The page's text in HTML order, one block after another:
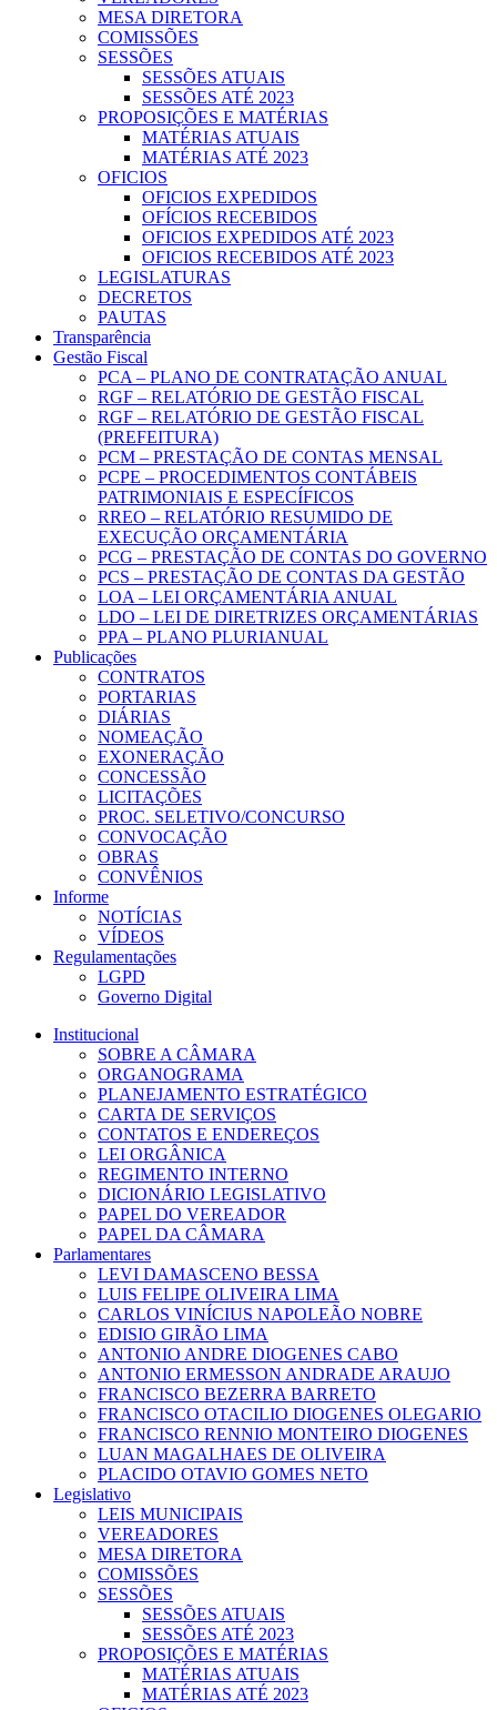
MESA DIRETORA
COMISSÕES
SESSÕES
SESSÕES ATUAIS
SESSÕES ATÉ 2023
PROPOSIÇÕES E MATÉRIAS
MATÉRIAS ATUAIS
MATÉRIAS ATÉ 2023
OFICIOS
OFICIOS EXPEDIDOS
OFÍCIOS RECEBIDOS
OFICIOS EXPEDIDOS ATÉ 2023
OFICIOS RECEBIDOS ATÉ 2023
LEGISLATURAS
DECRETOS
PAUTAS
Transparência
Gestão Fiscal
PCA – PLANO DE CONTRATAÇÃO ANUAL
RGF – RELATÓRIO DE GESTÃO FISCAL
RGF – RELATÓRIO DE GESTÃO FISCAL
(PREFEITURA)
PCM – PRESTAÇÃO DE CONTAS MENSAL
PCPE – PROCEDIMENTOS CONTÁBEIS
PATRIMONIAIS E ESPECÍFICOS
RREO – RELATÓRIO RESUMIDO DE
EXECUÇÃO ORÇAMENTÁRIA
PCG – PRESTAÇÃO DE CONTAS DO GOVERNO
PCS – PRESTAÇÃO DE CONTAS DA GESTÃO
LOA – LEI ORÇAMENTÁRIA ANUAL
LDO – LEI DE DIRETRIZES ORÇAMENTÁRIAS
PPA – PLANO PLURIANUAL
Publicações
CONTRATOS
PORTARIAS
DIÁRIAS
NOMEAÇÃO
EXONERAÇÃO
CONCESSÃO
LICITAÇÕES
PROC. SELETIVO/CONCURSO
CONVOCAÇÃO
OBRAS
CONVÊNIOS
Informe
NOTÍCIAS
VÍDEOS
Regulamentações
LGPD
Governo Digital
Institucional
SOBRE A CÂMARA
ORGANOGRAMA
PLANEJAMENTO ESTRATÉGICO
CARTA DE SERVIÇOS
CONTATOS E ENDEREÇOS
LEI ORGÂNICA
REGIMENTO INTERNO
DICIONÁRIO LEGISLATIVO
PAPEL DO VEREADOR
PAPEL DA CÂMARA
Parlamentares
LEVI DAMASCENO BESSA
LUIS FELIPE OLIVEIRA LIMA
CARLOS VINÍCIUS NAPOLEÃO NOBRE
EDISIO GIRÃO LIMA
ANTONIO ANDRE DIOGENES CABO
ANTONIO ERMESSON ANDRADE ARAUJO
FRANCISCO BEZERRA BARRETO
FRANCISCO OTACILIO DIOGENES OLEGARIO
FRANCISCO RENNIO MONTEIRO DIOGENES
LUAN MAGALHAES DE OLIVEIRA
PLACIDO OTAVIO GOMES NETO
Legislativo
LEIS MUNICIPAIS
VEREADORES
MESA DIRETORA
COMISSÕES
SESSÕES
SESSÕES ATUAIS
SESSÕES ATÉ 2023
PROPOSIÇÕES E MATÉRIAS
MATÉRIAS ATUAIS
MATÉRIAS ATÉ 2023